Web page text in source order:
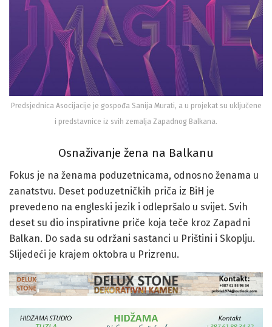
Predsjednica Asocijacije je gospođa Sanija Murati, a u projekat su uključene
i predstavnice iz svih zemalja Zapadnog Balkana.
Osnaživanje žena na Balkanu
Fokus je na ženama poduzetnicama, odnosno ženama u
zanatstvu. Deset poduzetničkih priča iz BiH je
prevedeno na engleski jezik i odlepršalo u svijet. Svih
deset su dio inspirativne priče koja teče kroz Zapadni
Balkan. Do sada su održani sastanci u Prištini i Skoplju.
Slijedeći je krajem oktobra u Prizrenu.